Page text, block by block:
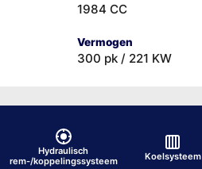
1984 CC
Vermogen
300 pk / 221 KW
Hydraulisch
rem-/koppelingssysteem
Koelsysteem